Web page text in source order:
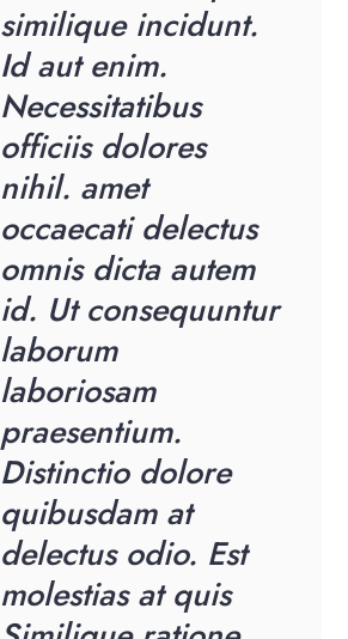
similique incidunt.
Id aut enim.
Necessitatibus
officiis dolores
nihil. amet
occaecati delectus
omnis dicta autem
id. Ut consequuntur
laborum
laboriosam
praesentium.
Distinctio dolore
quibusdam at
delectus odio. Est
molestias at quis